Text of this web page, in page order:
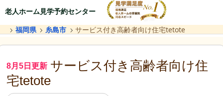
老人ホーム見学予約センター
福岡県 糸島市 サービス付き高齢者向け住宅tetote
8月5日更新 サービス付き高齢者向け住
宅tetote